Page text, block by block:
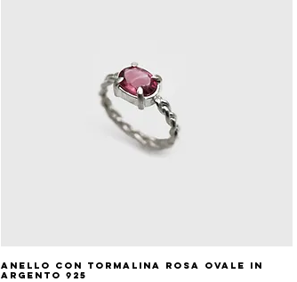
Quick View
Anello con tormalina rosa ovale in
argento 925